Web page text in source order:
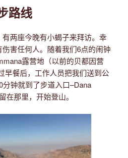
路线
两座今晚有小蝎子来拜访。幸
害任何人。随着我们6点的闹钟
露营地（以前的贝都因营
早餐后，工作人员把我们送到公
钟就到了步道入口–Dana
在那里，开始登山。